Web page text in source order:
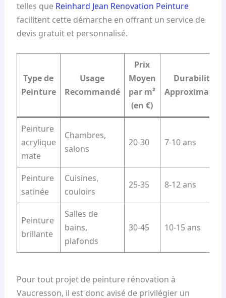
telles que Reinhard Jean Renovation Peinture
facilitent cette démarche en offrant un service de
devis gratuit et personnalisé.
Type de
Peinture
Usage
Recommandé
Prix
Moyen
par m²
(en €)
Durabilité
Approximative
Peinture
acrylique
mate
Chambres,
salons
20-30 7-10 ans
Peinture
satinée
Cuisines,
couloirs
25-35 8-12 ans
Peinture
brillante
Salles de
bains,
plafonds
30-45 10-15 ans
Pour tout projet de peinture rénovation à
Vaucresson, il est donc avisé de privilégier un